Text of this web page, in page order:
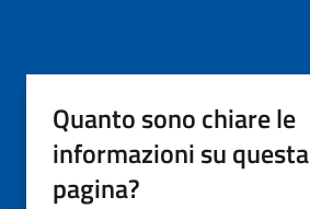
Quanto sono chiare le
informazioni su questa
pagina?